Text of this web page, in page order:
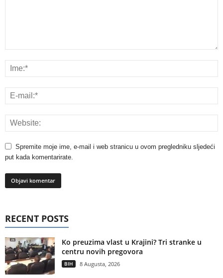
Spremite moje ime, e-mail i web stranicu u ovom pregledniku sljedeći
put kada komentarirate.
RECENT POSTS
Ko preuzima vlast u Krajini? Tri stranke u
centru novih pregovora
BIH 8 Augusta, 2026